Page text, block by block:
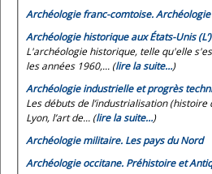
Archéologie franc-comtoise.
Archéologie historique aux États-Unis (L’)
L'archéologie historique, telle qu'elle
les années 1960,... (lire la suite…)
Archéologie industrielle et progrès
Les débuts de l’industrialisation
Lyon, l’art de... (lire la suite…)
Archéologie militaire. Les pays du Nord
Archéologie occitane. Préhistoire et